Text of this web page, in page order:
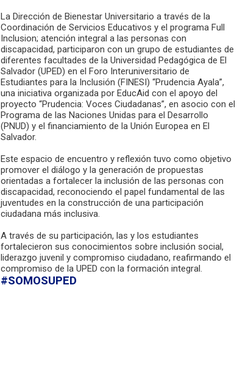
La Dirección de Bienestar Universitario a través de la
Coordinación de Servicios Educativos y el programa Full
Inclusion; atención integral a las personas con
discapacidad, participaron con un grupo de estudiantes de
diferentes facultades de la Universidad Pedagógica de El
Salvador (UPED) en el Foro Interuniversitario de
Estudiantes para la Inclusión (FINESI) “Prudencia Ayala”,
una iniciativa organizada por EducAid con el apoyo del
proyecto “Prudencia: Voces Ciudadanas”, en asocio con el
Programa de las Naciones Unidas para el Desarrollo
(PNUD) y el financiamiento de la Unión Europea en El
Salvador.
Este espacio de encuentro y reflexión tuvo como objetivo
promover el diálogo y la generación de propuestas
orientadas a fortalecer la inclusión de las personas con
discapacidad, reconociendo el papel fundamental de las
juventudes en la construcción de una participación
ciudadana más inclusiva.
A través de su participación, las y los estudiantes
fortalecieron sus conocimientos sobre inclusión social,
liderazgo juvenil y compromiso ciudadano, reafirmando el
compromiso de la UPED con la formación integral.
#SOMOSUPED